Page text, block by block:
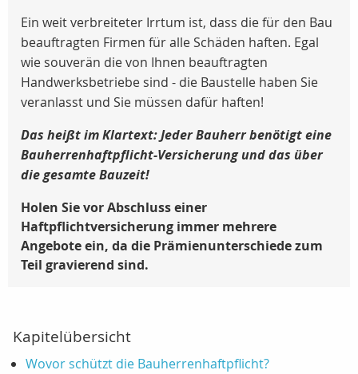
Ein weit verbreiteter Irrtum ist, dass die für den Bau
beauftragten Firmen für alle Schäden haften. Egal
wie souverän die von Ihnen beauftragten
Handwerksbetriebe sind - die Baustelle haben Sie
veranlasst und Sie müssen dafür haften!
Das heißt im Klartext: Jeder Bauherr benötigt eine
Bauherrenhaftpflicht-Versicherung und das über
die gesamte Bauzeit!
Holen Sie vor Abschluss einer
Haftpflichtversicherung immer mehrere
Angebote ein, da die Prämienunterschiede zum
Teil gravierend sind.
Kapitelübersicht
Wovor schützt die Bauherrenhaftpflicht?